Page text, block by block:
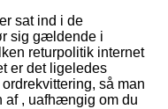
sat ind i de
sig gældende i
returpolitik internet
er det ligeledes
så man
af , uafhængig om du